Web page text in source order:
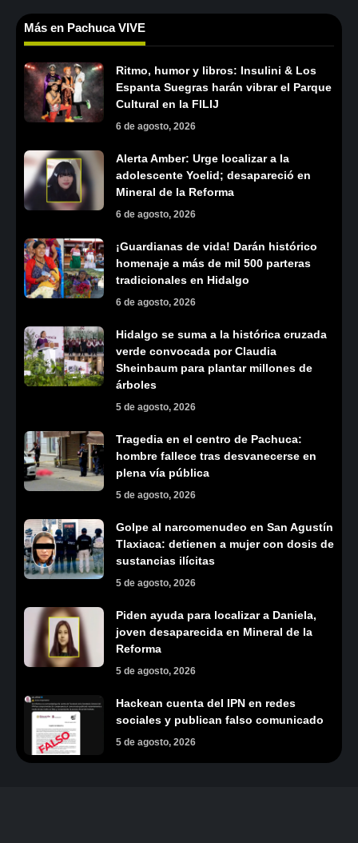
Más en Pachuca VIVE
Ritmo, humor y libros: Insulini & Los
Espanta Suegras harán vibrar el Parque
Cultural en la FILIJ
6 de agosto, 2026
Alerta Amber: Urge localizar a la
adolescente Yoelid; desapareció en
Mineral de la Reforma
6 de agosto, 2026
¡Guardianas de vida! Darán histórico
homenaje a más de mil 500 parteras
tradicionales en Hidalgo
6 de agosto, 2026
Hidalgo se suma a la histórica cruzada
verde convocada por Claudia
Sheinbaum para plantar millones de
árboles
5 de agosto, 2026
Tragedia en el centro de Pachuca:
hombre fallece tras desvanecerse en
plena vía pública
5 de agosto, 2026
Golpe al narcomenudeo en San Agustín
Tlaxiaca: detienen a mujer con dosis de
sustancias ilícitas
5 de agosto, 2026
Piden ayuda para localizar a Daniela,
joven desaparecida en Mineral de la
Reforma
5 de agosto, 2026
Hackean cuenta del IPN en redes
sociales y publican falso comunicado
5 de agosto, 2026